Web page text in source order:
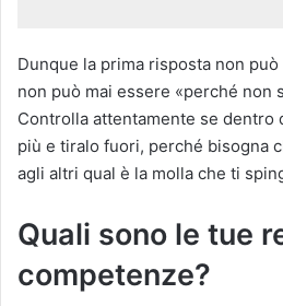
Dunque la prima risposta non
non può mai essere «perché non
Controlla attentamente se dentro
più e tiralo fuori, perché bisogna
agli altri qual è la molla che ti
Quali sono le tue
competenze?